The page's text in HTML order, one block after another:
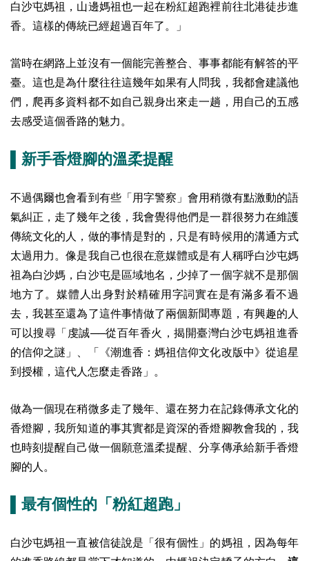
白沙屯媽祖，山邊媽祖也一起在粉紅超跑裡前往北港徒步進
香。這樣的傳統已經超過百年了。」
當時在網路上並沒有一個能完善整合、事事都能有解答的平
臺。這也是為什麼往往這幾年如果有人問我，我都會建議他
們，爬再多資料都不如自己親身出來走一趟，用自己的五感
去感受這個香路的魅力。
▌新手香燈腳的溫柔提醒
不過偶爾也會看到有些「用字警察」會用稍微有點激動的語
氣糾正，走了幾年之後，我會覺得他們是一群很努力在維護
傳統文化的人，做的事情是對的，只是有時候用的溝通方式
太過用力。像是我自己也很在意媒體或是有人稱呼白沙屯媽
祖為白沙媽，白沙屯是區域地名，少掉了一個字就不是那個
地方了。媒體人出身對於精確用字詞實在是有滿多看不過
去，我甚至還為了這件事情做了兩個新聞專題，有興趣的人
可以搜尋「虔誠──從百年香火，揭開臺灣白沙屯媽祖進香
的信仰之謎」、「《潮進香：媽祖信仰文化改版中》從追星
到授權，這代人怎麼走香路」。
做為一個現在稍微多走了幾年、還在努力在記錄傳承文化的
香燈腳，我所知道的事其實都是資深的香燈腳教會我的，我
也時刻提醒自己做一個願意溫柔提醒、分享傳承給新手香燈
腳的人。
▌最有個性的「粉紅超跑」
白沙屯媽祖一直被信徒說是「很有個性」的媽祖，因為每年